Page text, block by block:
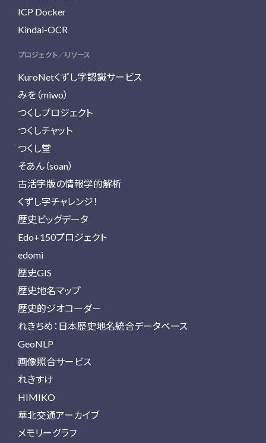
ICP Docker
Kindai-OCR
プロジェクト／リソース
KuroNetくずし字認識サービス
みを（miwo）
つくしプロジェクト
つくしチャット
つくし堂
そあん（soan）
古活字版の情報学的解析
くずし字チャレンジ！
歴史ビッグデータ
Edo+150プロジェクト
edomi
歴史GIS
歴史地名マップ
歴史的ジオコーダー
れきちめ：日本歴史地名統合データベース
GeoNLP
画像照合サービス
れきすけ
HIMIKO
華北交通アーカイブ
メモリーグラフ